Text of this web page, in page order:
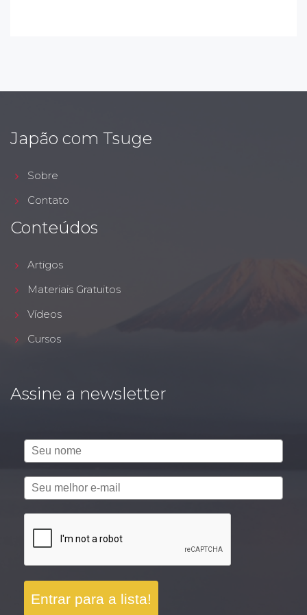
Japão com Tsuge
Sobre
Contato
Conteúdos
Artigos
Materiais Gratuitos
Vídeos
Cursos
Assine a newsletter
Entrar para a lista!